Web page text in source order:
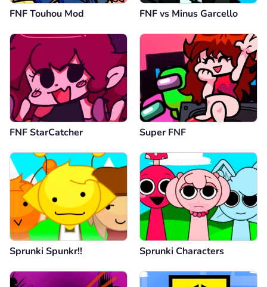
FNF Touhou Mod FNF vs Minus Garcello
FNF StarCatcher Super FNF
Sprunki Spunkr!! Sprunki Characters